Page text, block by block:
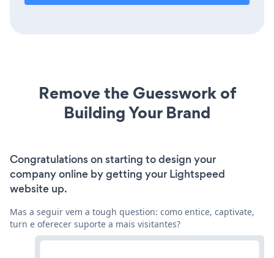
Remove the Guesswork of
Building Your Brand
Congratulations on starting to design your
company online by getting your Lightspeed
website up.
Mas a seguir vem a tough question: como entice, captivate,
turn e oferecer suporte a mais visitantes?